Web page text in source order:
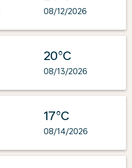
08/12/2026
20°C
08/13/2026
17°C
08/14/2026